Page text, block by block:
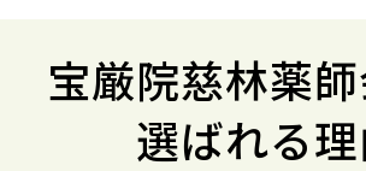
宝厳院慈林薬
選ばれる